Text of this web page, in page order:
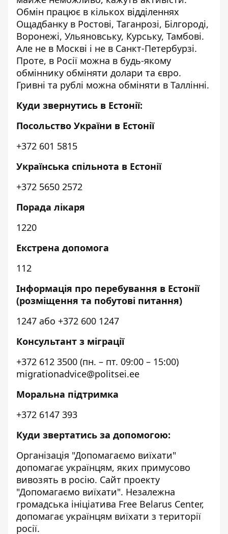
Обмін працює в кількох відділеннях
Ощадбанку в Ростові, Таганрозі, Білгороді,
Воронежі, Ульяновську, Курську, Тамбові.
Але не в Москві і не в Санкт-Петербурзі.
Проте, в Росії можна в будь-якому
обміннику обміняти долари та євро.
Гривні та рублі можна обміняти в Таллінні.
Куди звернутись в Естонії:
Посольство України в Естонії
+372 601 5815
Українська спільнота в Естонії
+372 5650 2572
Порада лікаря
1220
Екстрена допомога
112
Інформація про перебування в Естонії
(розміщення та побутові питання)
1247 або +372 600 1247
Консультант з міграції
+372 612 3500 (пн. – пт. 09:00 – 15:00)
migrationadvice@politsei.ee
Моральна підтримка
+372 6147 393
Куди звертатись за допомогою:
Організація "Допомагаємо виїхати"
допомагає українцям, яких примусово
вивозять в росію. Сайт проекту
"Допомагаємо виїхати". Незалежна
громадська ініціатива Free Belarus Center,
допомагає українцям виїхати з території
росії.